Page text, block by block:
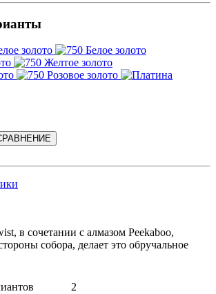
в сочетании с алмазом Peekaboo,
собора, делает это обручальное
2